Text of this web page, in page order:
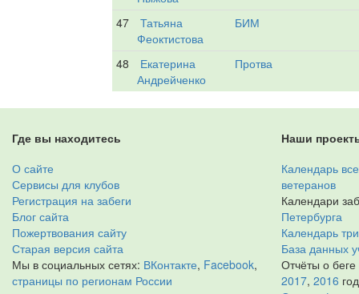
47
Татьяна
Феоктистова
БИМ
48
Екатерина
Андрейченко
Протва
Где вы находитесь
О сайте
Сервисы для клубов
Регистрация на забеги
Блог сайта
Пожертвования сайту
Старая версия сайта
Мы в социальных сетях: ВКонтакте, Facebook,
страницы по регионам России
Наши
Календарь
ветеранов
Календари
Петербурга
Календарь
База данных
Отчёты о беге
2017, 2016